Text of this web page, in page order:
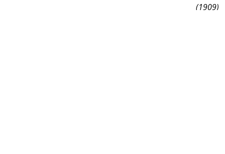
(1909)